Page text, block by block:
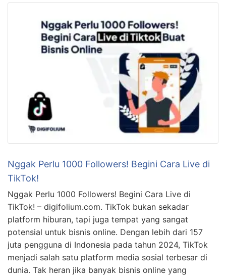
Nggak Perlu 1000 Followers! Begini Cara Live di
TikTok!
Nggak Perlu 1000 Followers! Begini Cara Live di
TikTok! – digifolium.com. TikTok bukan sekadar
platform hiburan, tapi juga tempat yang sangat
potensial untuk bisnis online. Dengan lebih dari 157
juta pengguna di Indonesia pada tahun 2024, TikTok
menjadi salah satu platform media sosial terbesar di
dunia. Tak heran jika banyak bisnis online yang